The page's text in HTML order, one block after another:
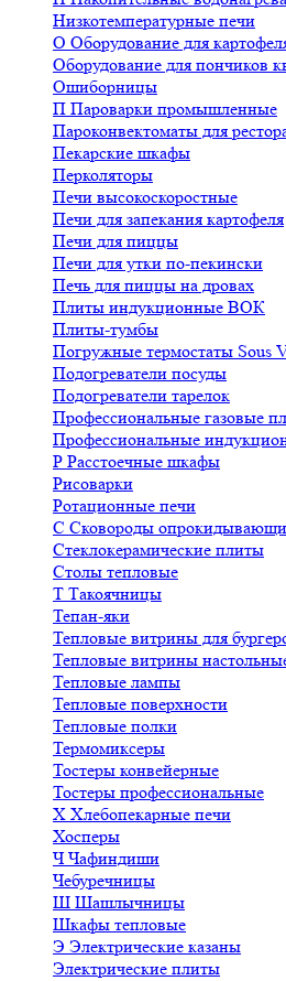
Низкотемпературные печи
О Оборудование для
Оборудование для пончиков
Ошиборницы
П Пароварки промышленные
Пароконвектоматы для
Пекарские шкафы
Перколяторы
Печи высокоскоростные
Печи для запекания картофеля
Печи для пиццы
Печи для утки по-пекински
Печь для пиццы на дровах
Плиты индукционные ВОК
Плиты-тумбы
Погружные термостаты Sous
Подогреватели посуды
Подогреватели тарелок
Профессиональные газовые
Профессиональные
Р Расстоечные шкафы
Рисоварки
Ротационные печи
С Сковороды
Стеклокерамические плиты
Столы тепловые
Т Такоячницы
Тепан-яки
Тепловые витрины для
Тепловые витрины
Тепловые лампы
Тепловые поверхности
Тепловые полки
Термомиксеры
Тостеры конвейерные
Тостеры профессиональные
Х Хлебопекарные печи
Хосперы
ЧЧафиндиши
Чебуречницы
Ш Шашлычницы
Шкафы тепловые
Э Электрические казаны
Электрические плиты